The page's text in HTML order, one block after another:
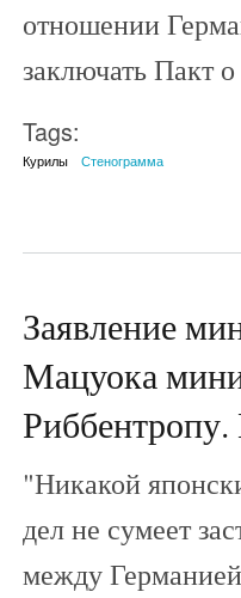
отношении
заключать Пакт
Tags:
Курилы Стенограмма
Заявление
Мацуока
"Никакой
дел не сумеет
между